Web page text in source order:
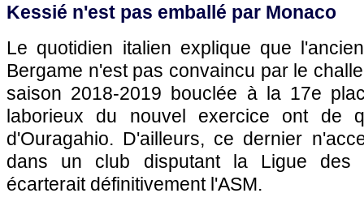
Kessié n'est pas emballé par Monaco
Le quotidien italien explique que
Bergame n'est pas convaincu par le
saison 2018-2019 bouclée à la 17e
laborieux du nouvel exercice ont de
d'Ouragahio. D'ailleurs, ce dernier
dans un club disputant la Ligue des
écarterait définitivement l'ASM.